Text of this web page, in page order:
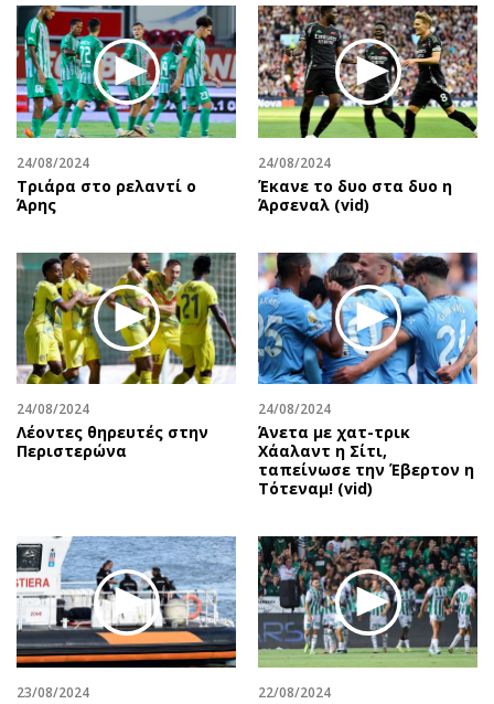
24/08/2024
Τριάρα στο ρελαντί ο
Άρης
24/08/2024
Έκανε το δυο στα δυο η
Άρσεναλ (vid)
24/08/2024
Λέοντες θηρευτές στην
Περιστερώνα
24/08/2024
Άνετα με χατ-τρικ
Χάαλαντ η Σίτι,
ταπείνωσε την Έβερτον η
Τότεναμ! (vid)
23/08/2024 22/08/2024